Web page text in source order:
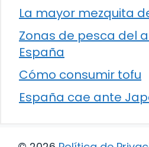
La mayor mezquita
Zonas de pesca del
España
Cómo consumir tofu
España cae ante